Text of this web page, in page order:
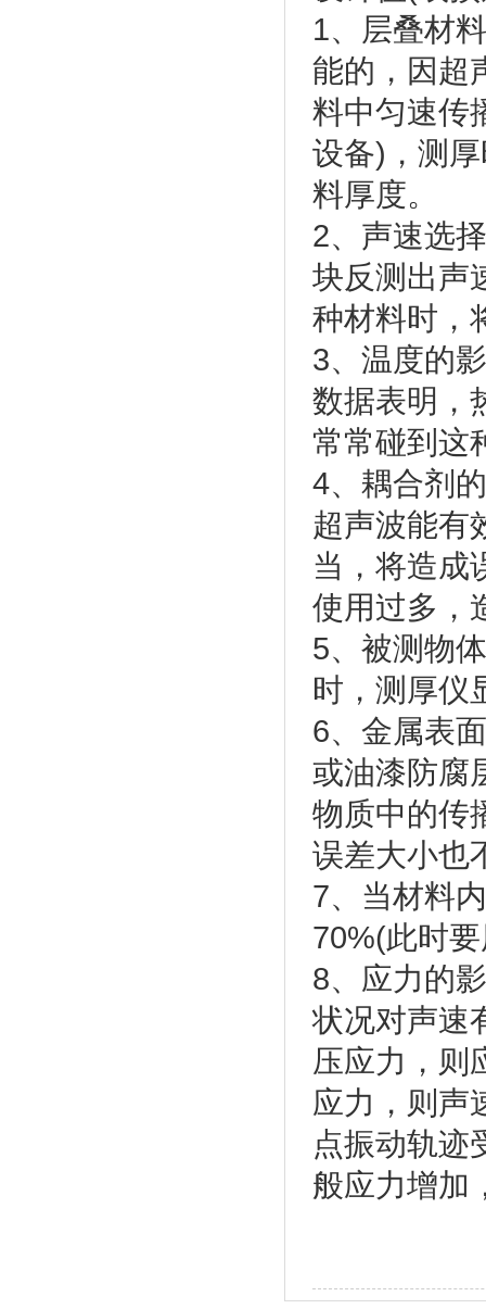
1、层叠材
能的，因超
料中匀速传
设备)，测
料厚度。
2、声速选
块反测出声
种材料时，
3、温度的
数据表明，
常常碰到这
4、耦合剂
超声波能有
当，将造成
使用过多，
5、被测物
时，测厚仪
6、金属表
或油漆防腐
物质中的传
误差大小也
7、当材料
70%(此时
8、应力的
状况对声速
压应力，则
应力，则声
点振动轨迹
般应力增加